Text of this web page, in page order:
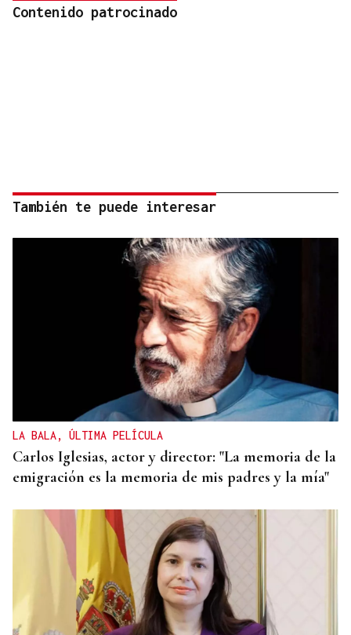
Contenido patrocinado
También te puede interesar
LA BALA, ÚLTIMA PELÍCULA
Carlos Iglesias, actor y director: "La memoria de la
emigración es la memoria de mis padres y la mía"